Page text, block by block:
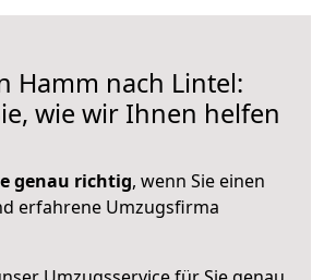
Hamm nach Lintel:
wie wir Ihnen helfen
genau richtig, wenn Sie einen
erfahrene Umzugsfirma